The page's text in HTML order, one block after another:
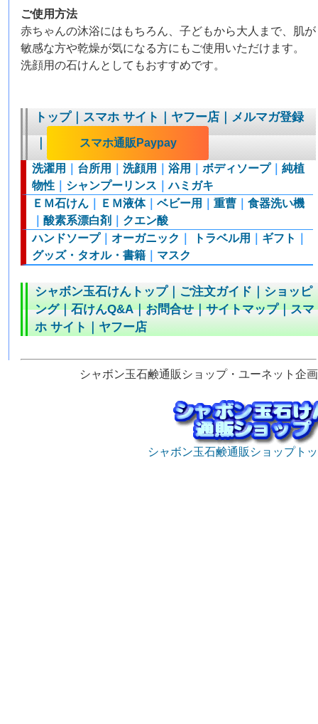
ご使用方法
赤ちゃんの沐浴にはもちろん、子どもから大人まで、肌が
敏感な方や乾燥が気になる方にもご使用いただけます。
洗顔用の石けんとしてもおすすめです。
トップ｜スマホ サイト｜ヤフー店｜メルマガ登録
｜
スマホ通販Paypay
洗濯用 台所用 ｜洗顔用 ｜浴用 ｜ボディソープ｜純植
物性
シャンプーリンス ｜ハミガキ
ＥＭ石けん
ＥＭ液体｜ベビー用 ｜重曹 ｜食器洗い機
｜酸素系漂白剤
クエン酸
ハンドソープ｜オーガニック トラベル用 ギフト
グッズ・タオル・書籍
マスク
シャボン玉石けんトップ｜ご注文ガイド｜ショッピ
ング｜石けんQ&A｜お問合せ｜サイトマップ｜スマ
ホ サイト｜ヤフー店
シャボン玉石鹸通販ショップ・ユーネット企画
シャボン玉石鹸通販ショップト